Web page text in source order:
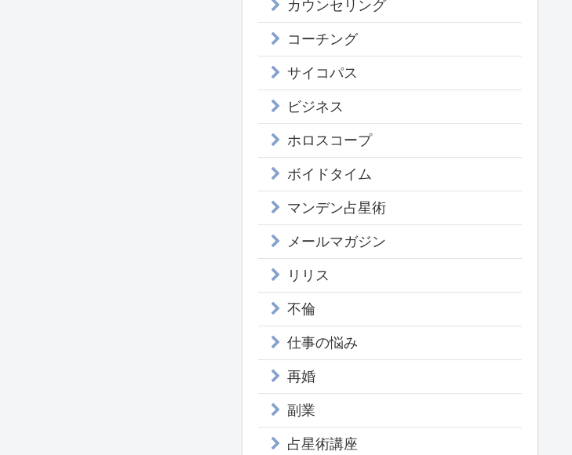
カウンセリング
コーチング
サイコパス
ビジネス
ホロスコープ
ボイドタイム
マンデン占星術
メールマガジン
リリス
不倫
仕事の悩み
再婚
副業
占星術講座